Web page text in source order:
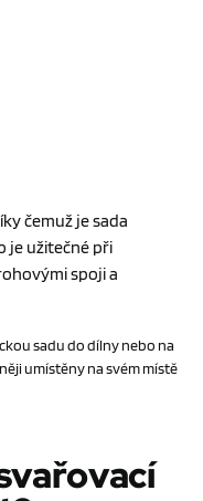
čemuž je sada
je užitečné při
spoji a
sadu do dílny nebo na
umístěny na svém místě